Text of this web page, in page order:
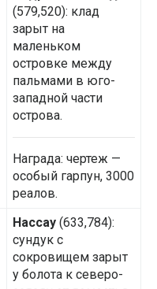
(579,520): клад
зарыт на
маленьком
островке между
пальмами в юго-
западной части
острова.
Награда: чертеж —
особый гарпун, 3000
реалов.
Нассау (633,784):
сундук с
сокровищем зарыт
у болота к северо-